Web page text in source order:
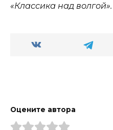
«Классика над волгой».
Оцените автора